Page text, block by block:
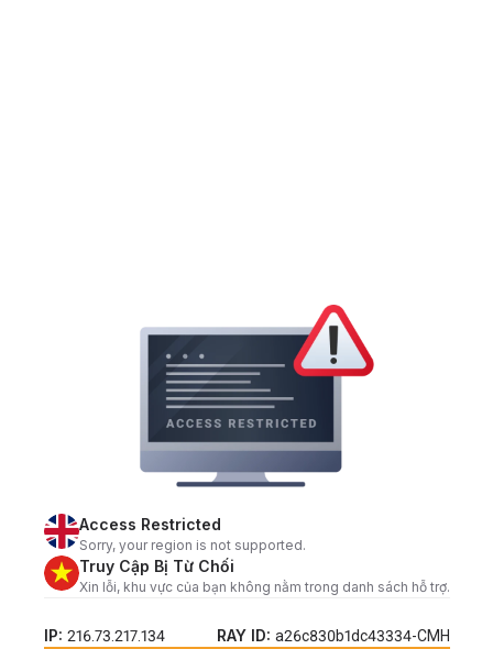
Access Restricted
Sorry, your region is not supported.
Truy Cập Bị Từ Chối
Xin lỗi, khu vực của bạn không nằm trong danh sách hỗ trợ.
IP: 216.73.217.134 RAY ID: a26c830b1dc43334-CMH